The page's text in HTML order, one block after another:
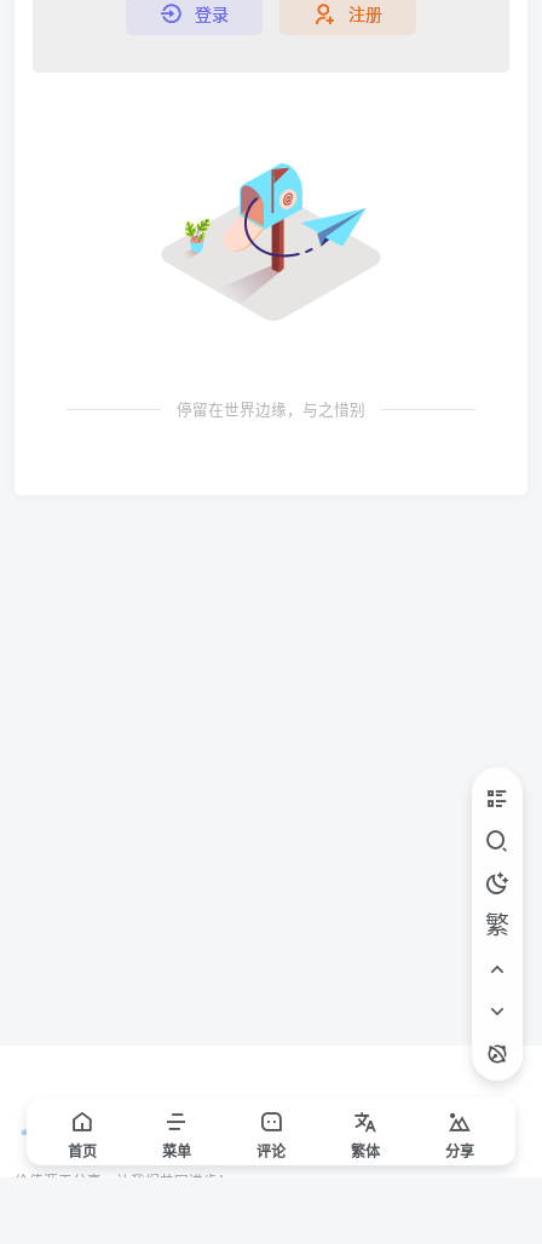
登录 注册
停留在世界边缘，与之惜别
繁
首页 菜单 评论 繁体 分享
价值源于分享，让我们共同进步！